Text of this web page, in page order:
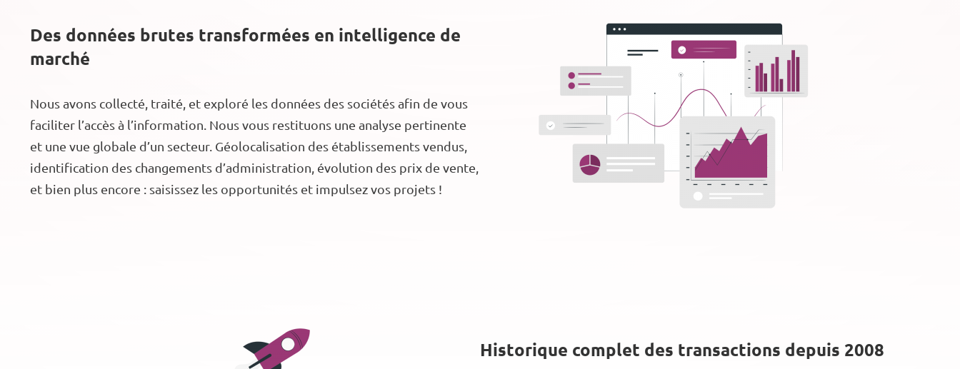
Des données brutes transformées en intelligence de
marché
Nous avons collecté, traité, et exploré les données des sociétés afin de vous
faciliter l’accès à l’information. Nous vous restituons une analyse pertinente
et une vue globale d’un secteur. Géolocalisation des établissements vendus,
identification des changements d’administration, évolution des prix de vente,
et bien plus encore : saisissez les opportunités et impulsez vos projets !
Historique complet des transactions depuis 2008